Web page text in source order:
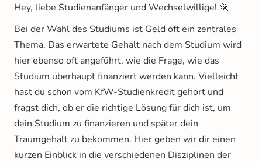
Hey, liebe Studienanfänger und Wechselwillige! 🚀
Bei der Wahl des Studiums ist Geld oft ein zentrales
Thema. Das erwartete Gehalt nach dem Studium wird
hier ebenso oft angeführt, wie die Frage, wie das
Studium überhaupt finanziert werden kann. Vielleicht
hast du schon vom KfW-Studienkredit gehört und
fragst dich, ob er die richtige Lösung für dich ist, um
dein Studium zu finanzieren und später dein
Traumgehalt zu bekommen. Hier geben wir dir einen
kurzen Einblick in die verschiedenen Disziplinen der